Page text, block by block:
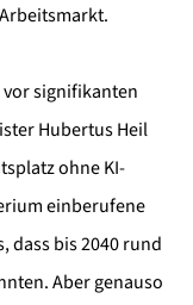
signifikanten
Hubertus Heil
ohne KI-
einberufene
dass bis 2040 rund
Aber genauso